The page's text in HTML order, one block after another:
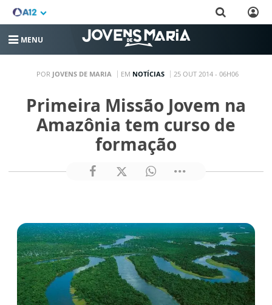
MENU
POR JOVENS DE MARIA EM NOTÍCIAS 25 OUT 2014 - 06H06
Primeira Missão Jovem na
Amazônia tem curso de
formação